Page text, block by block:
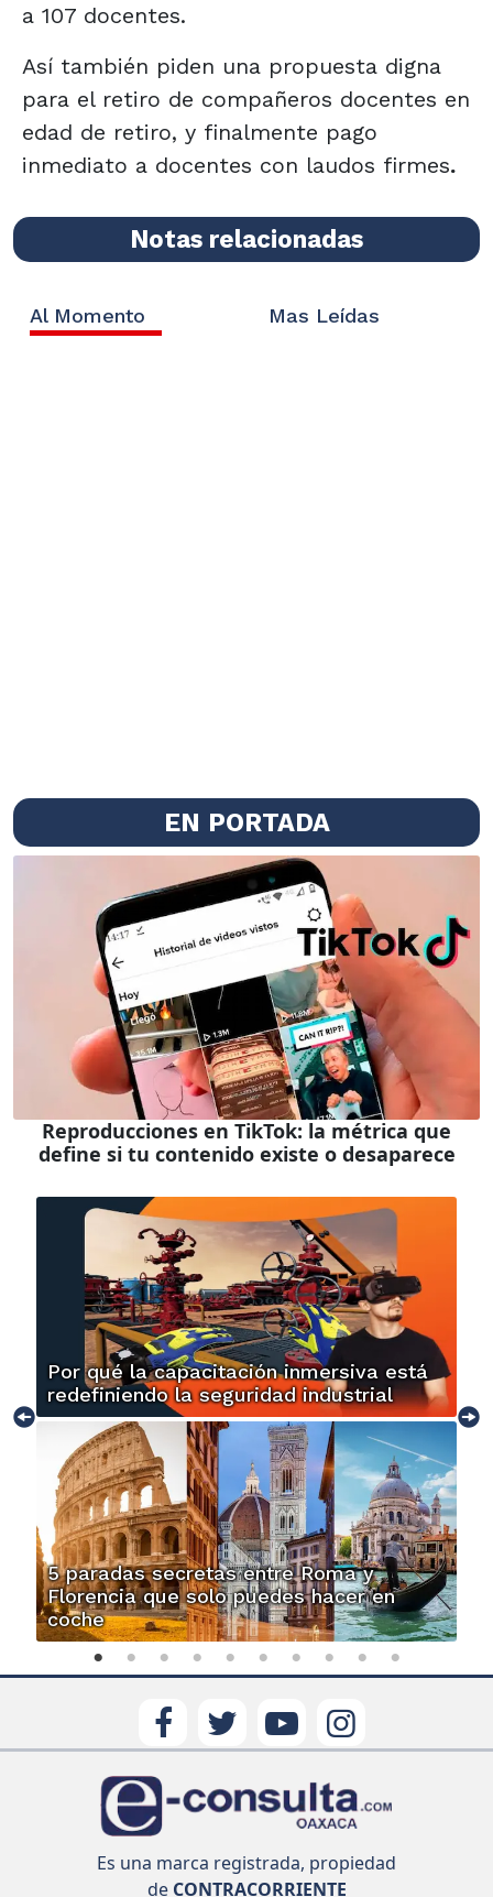
a 107 docentes.
Así también piden una propuesta digna
para el retiro de compañeros docentes en
edad de retiro, y finalmente pago
inmediato a docentes con laudos firmes.
Notas relacionadas
Al Momento Mas Leídas
EN PORTADA
Reproducciones en TikTok: la métrica que
define si tu contenido existe o desaparece
Por qué la capacitación inmersiva está
redefiniendo la seguridad industrial
5 paradas secretas entre Roma y
Florencia que solo puedes hacer en
coche
Es una marca registrada, propiedad
deCONTRACORRIENTE